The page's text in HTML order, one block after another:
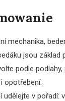
mechanika,
jsou základ
podle podlahy,
opotřebení.
udělejte v pořadí: